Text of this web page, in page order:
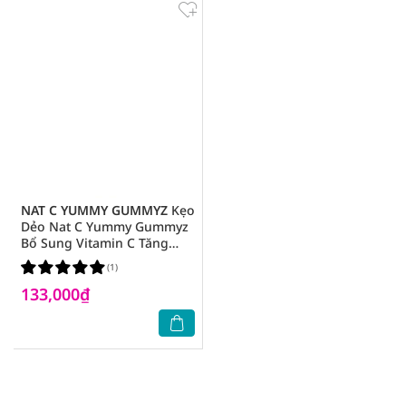
NAT C YUMMY GUMMYZ Kẹo
Dẻo Nat C Yummy Gummyz
Bổ Sung Vitamin C Tăng
Cường Sức Đề Kháng
133,000₫
(1)